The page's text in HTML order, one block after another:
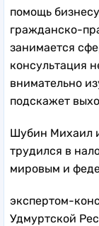
помощь
гражданско-
занимается
консультация
внимательно
подскажет
Шубин Михаил
трудился в
мировым и
экспертом-
Удмуртской